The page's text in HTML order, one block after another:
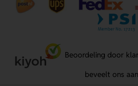
Beoordeling door
beveelt ons